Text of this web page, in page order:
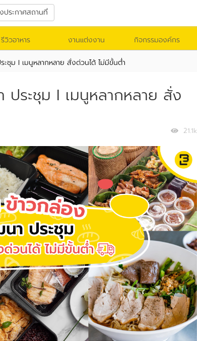
ประกาศสถานที่
รีวิวอาหาร งานแต่งงาน กิจกรรมองค์กร
ชุม I เมนูหลากหลาย สั่งด่วนได้ ไม่มีขั้นต่ำ
ประชุม I เมนูหลากหลาย สั่ง
21.1k